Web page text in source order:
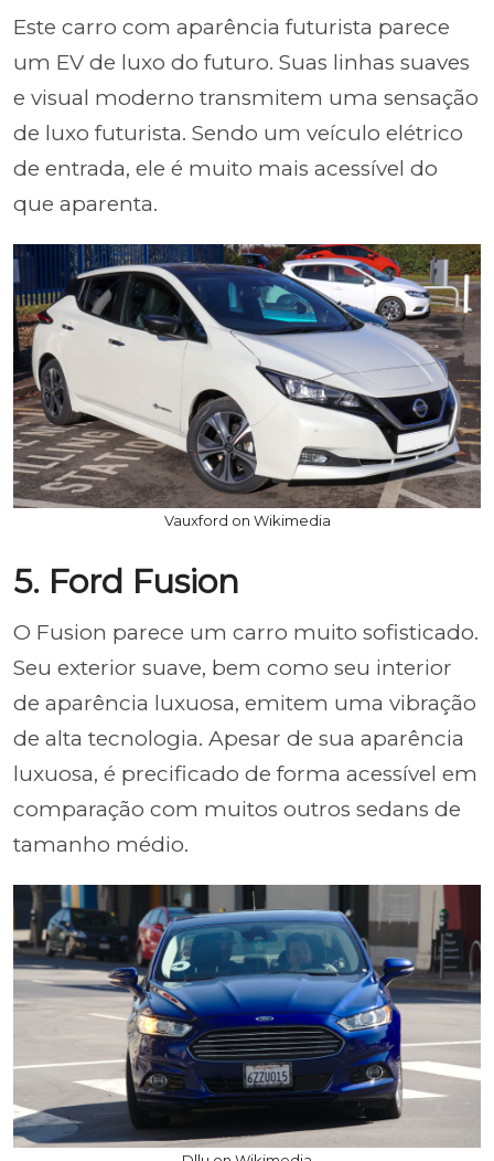
Este carro com aparência futurista parece
um EV de luxo do futuro. Suas linhas suaves
e visual moderno transmitem uma sensação
de luxo futurista. Sendo um veículo elétrico
de entrada, ele é muito mais acessível do
que aparenta.
Vauxford on Wikimedia
5. Ford Fusion
O Fusion parece um carro muito sofisticado.
Seu exterior suave, bem como seu interior
de aparência luxuosa, emitem uma vibração
de alta tecnologia. Apesar de sua aparência
luxuosa, é precificado de forma acessível em
comparação com muitos outros sedans de
tamanho médio.